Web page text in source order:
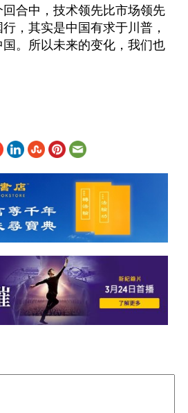
合中，技术领先比市场领先
，其实是中国有求于川普，
。所以未来的变化，我们也